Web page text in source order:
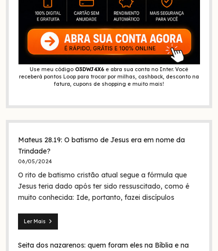
Use meu código O3DWJ4X6 e abra sua conta no Inter. Você
receberá pontos Loop para trocar por milhas, cashback, desconto na
fatura, cupons de shopping e muito mais!
Mateus 28.19: O batismo de Jesus era em nome da
Trindade?
06/05/2024
O rito de batismo cristão atual segue a fórmula que
Jesus teria dado após ter sido ressuscitado, como é
muito conhecida: Ide, portanto, fazei discípulos
Ler Mais
Mateus
O
Seita dos nazarenos: quem foram eles na Bíblia e na